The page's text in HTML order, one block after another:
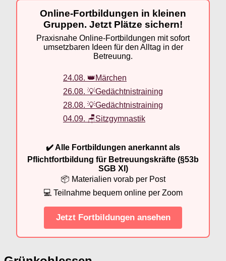
Online-Fortbildungen in kleinen
Gruppen. Jetzt Plätze sichern!
Praxisnahe Online-Fortbildungen mit sofort
umsetzbaren Ideen für den Alltag in der
Betreuung.
24.08. 👑Märchen
26.08. 💡Gedächtnistraining
28.08. 💡Gedächtnistraining
04.09. 🪑Sitzgymnastik
✔️ Alle Fortbildungen anerkannt als
Pflichtfortbildung für Betreuungskräfte (§53b
SGB XI)
📦 Materialien vorab per Post
💻 Teilnahme bequem online per Zoom
Jetzt Fortbildungen ansehen